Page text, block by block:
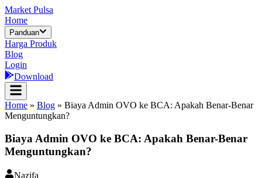
Market Pulsa
Home
Panduan
Harga Produk
Blog
Login
Download
Home » Blog » Biaya Admin OVO ke BCA: Apakah Benar-Benar
Menguntungkan?
Biaya Admin OVO ke BCA: Apakah Benar-Benar
Menguntungkan?
Nazifa